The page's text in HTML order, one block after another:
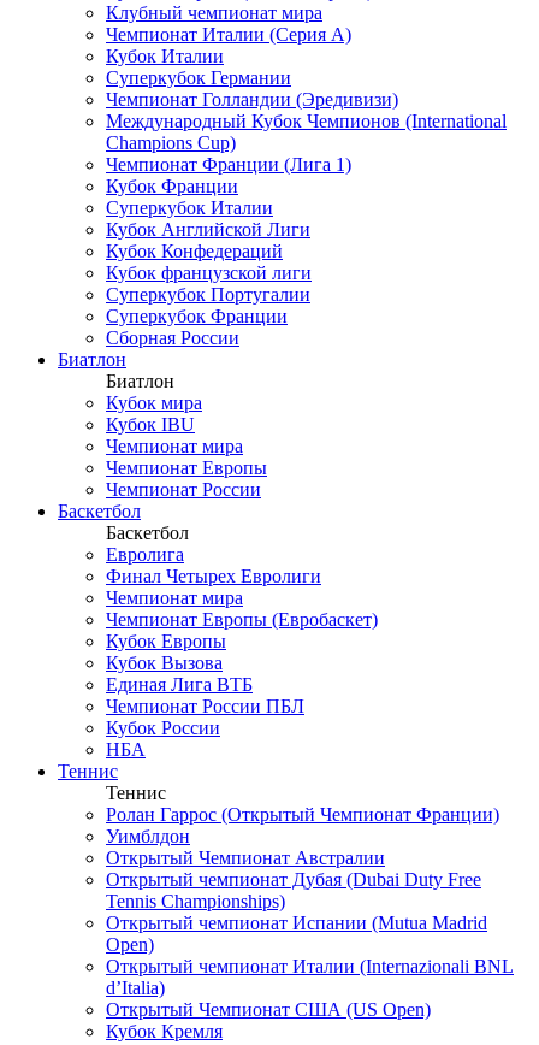
Клубный чемпионат мира
Чемпионат Италии (Серия А)
Кубок Италии
Суперкубок Германии
Чемпионат Голландии (Эредивизи)
Международный Кубок Чемпионов (International
Champions Cup)
Чемпионат Франции (Лига 1)
Кубок Франции
Суперкубок Италии
Кубок Английской Лиги
Кубок Конфедераций
Кубок французской лиги
Суперкубок Португалии
Суперкубок Франции
Сборная России
Биатлон
Биатлон
Кубок мира
Кубок IBU
Чемпионат мира
Чемпионат Европы
Чемпионат России
Баскетбол
Баскетбол
Евролига
Финал Четырех Евролиги
Чемпионат мира
Чемпионат Европы (Евробаскет)
Кубок Европы
Кубок Вызова
Единая Лига ВТБ
Чемпионат России ПБЛ
Кубок России
НБА
Теннис
Теннис
Ролан Гаррос (Открытый Чемпионат Франции)
Уимблдон
Открытый Чемпионат Австралии
Открытый чемпионат Дубая (Dubai Duty Free
Tennis Championships)
Открытый чемпионат Испании (Mutua Madrid
Open)
Открытый чемпионат Италии (Internazionali BNL
d’Italia)
Открытый Чемпионат США (US Open)
Кубок Кремля